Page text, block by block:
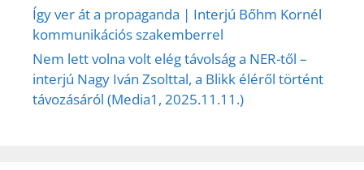
Így ver át a propaganda | Interjú Bőhm Kornél
kommunikációs szakemberrel
Nem lett volna volt elég távolság a NER-től –
interjú Nagy Iván Zsolttal, a Blikk éléről történt
távozásáról (Media1, 2025.11.11.)